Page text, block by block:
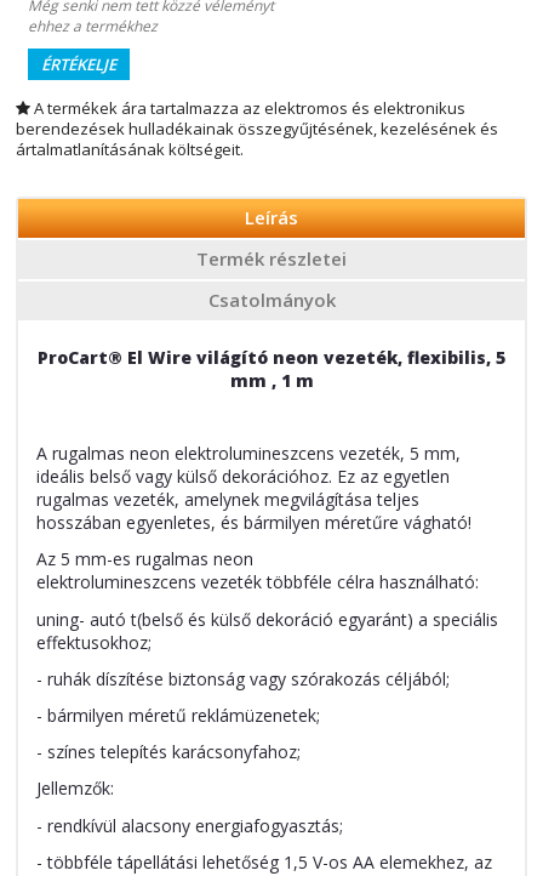
Még senki nem tett közzé véleményt
ehhez a termékhez
ÉRTÉKELJE
A termékek ára tartalmazza az elektromos és elektronikus
berendezések hulladékainak összegyűjtésének, kezelésének és
ártalmatlanításának költségeit.
Leírás
Termék részletei
Csatolmányok
ProCart® El Wire világító neon vezeték, flexibilis, 5
mm , 1 m
A rugalmas neon elektrolumineszcens vezeték, 5 mm,
ideális belső vagy külső dekorációhoz. Ez az egyetlen
rugalmas vezeték, amelynek megvilágítása teljes
hosszában egyenletes, és bármilyen méretűre vágható!
Az 5 mm-es rugalmas neon
elektrolumineszcens vezetéktöbbféle célra használható:
uning- autó t(belső és külső dekoráció egyaránt) a speciális
effektusokhoz;
- ruhák díszítése biztonság vagy szórakozás céljából;
- bármilyen méretű reklámüzenetek;
- színes telepítés karácsonyfahoz;
Jellemzők:
- rendkívül alacsony energiafogyasztás;
- többféle tápellátási lehetőség 1,5 V-os AA elemekhez, az